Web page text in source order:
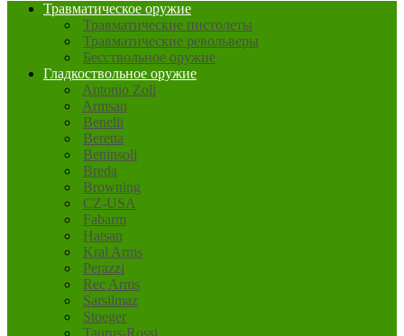
Травматическое оружие
Травматические пистолеты
Травматические револьверы
Бесствольное оружие
Гладкоствольное оружие
Antonio Zoli
Armsan
Benelli
Beretta
Bettinsoli
Breda
Browning
CZ-USA
Fabarm
Hatsan
Kral Arms
Perazzi
Rec Arms
Sarsilmaz
Stoeger
Taurus-Rossi